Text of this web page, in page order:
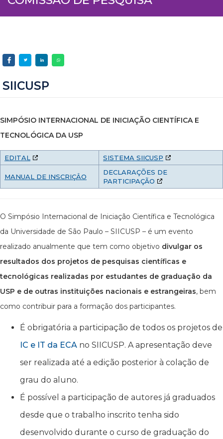
SIICUSP
SIMPÓSIO INTERNACIONAL DE INICIAÇÃO CIENTÍFICA E
TECNOLÓGICA DA USP
EDITAL SISTEMA SIICUSP
MANUAL DE INSCRIÇÂO
DECLARAÇÕES DE
PARTICIPAÇÃO
O Simpósio Internacional de Iniciação Científica e Tecnológica
da Universidade de São Paulo – SIICUSP – é um evento
realizado anualmente que tem como objetivo divulgar os
resultados dos projetos de pesquisas científicas e
tecnológicas realizadas por estudantes de graduação da
USP e de outras instituições nacionais e estrangeiras, bem
como contribuir para a formação dos participantes.
É obrigatória a participação de todos os projetos de
IC e IT da ECA no SIICUSP. A apresentação deve
ser realizada até a edição posterior à colação de
grau do aluno.
É possível a participação de autores já graduados
desde que o trabalho inscrito tenha sido
desenvolvido durante o curso de graduação do